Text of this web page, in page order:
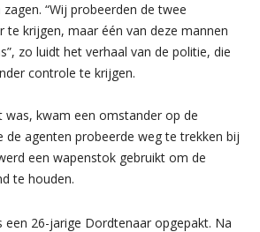
“Wij probeerden de twee
te krijgen, maar één van deze mannen
zo luidt het verhaal van de politie, die
controle te krijgen.
was, kwam een omstander op de
de agenten probeerde weg te trekken bij
een wapenstok gebruikt om de
te houden.
een 26-jarige Dordtenaar opgepakt. Na